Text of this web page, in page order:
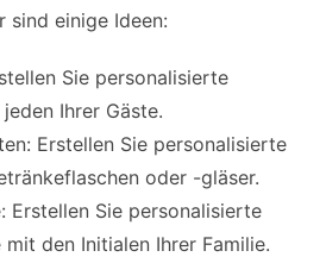
einige Ideen:
Sie personalisierte
Ihrer Gäste.
Erstellen Sie personalisierte
oder -gläser.
Erstellen Sie personalisierte
den Initialen Ihrer Familie.